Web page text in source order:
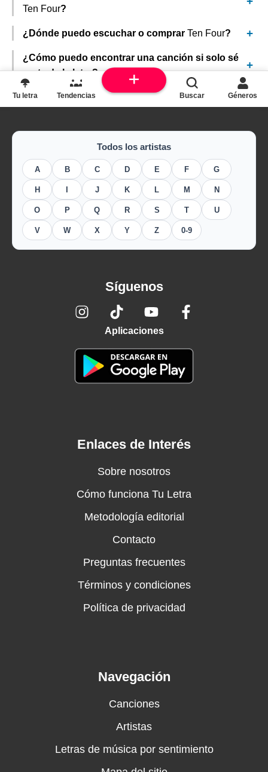
Ten Four?
¿Dónde puedo escuchar o comprar Ten Four?
¿Cómo puedo encontrar una canción si solo sé
parte de la letra?
Todos los artistas
A B C D E F G
H J K L M N
O P Q R S T U
V W X Y Z 0-9
Síguenos
Aplicaciones
Enlaces de Interés
Sobre nosotros
Cómo funciona Tu Letra
Metodología editorial
Contacto
Preguntas frecuentes
Términos y condiciones
Política de privacidad
Navegación
Canciones
Artistas
Letras de música por sentimiento
Tu letra Tendencias Buscar Géneros